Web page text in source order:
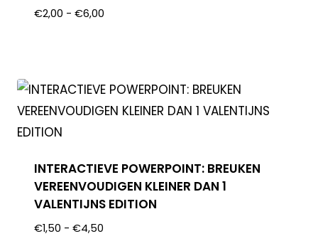
€2,00 - €6,00
INTERACTIEVE POWERPOINT: BREUKEN
VEREENVOUDIGEN KLEINER DAN 1
VALENTIJNS EDITION
€1,50 - €4,50